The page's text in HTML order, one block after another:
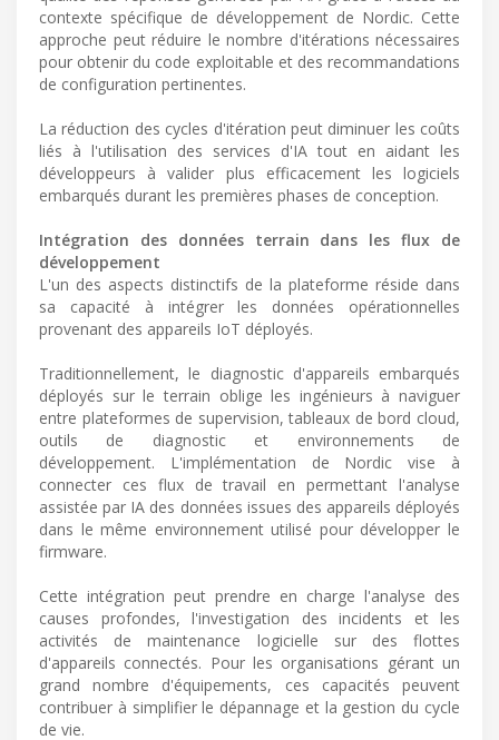
contexte spécifique de développement de Nordic. Cette
approche peut réduire le nombre d'itérations nécessaires
pour obtenir du code exploitable et des recommandations
de configuration pertinentes.
La réduction des cycles d'itération peut diminuer les coûts
liés à l'utilisation des services d'IA tout en aidant les
développeurs à valider plus efficacement les logiciels
embarqués durant les premières phases de conception.
Intégration des données terrain dans les flux de
développement
L'un des aspects distinctifs de la plateforme réside dans
sa capacité à intégrer les données opérationnelles
provenant des appareils IoT déployés.
Traditionnellement, le diagnostic d'appareils embarqués
déployés sur le terrain oblige les ingénieurs à naviguer
entre plateformes de supervision, tableaux de bord cloud,
outils de diagnostic et environnements de
développement. L'implémentation de Nordic vise à
connecter ces flux de travail en permettant l'analyse
assistée par IA des données issues des appareils déployés
dans le même environnement utilisé pour développer le
firmware.
Cette intégration peut prendre en charge l'analyse des
causes profondes, l'investigation des incidents et les
activités de maintenance logicielle sur des flottes
d'appareils connectés. Pour les organisations gérant un
grand nombre d'équipements, ces capacités peuvent
contribuer à simplifier le dépannage et la gestion du cycle
de vie.